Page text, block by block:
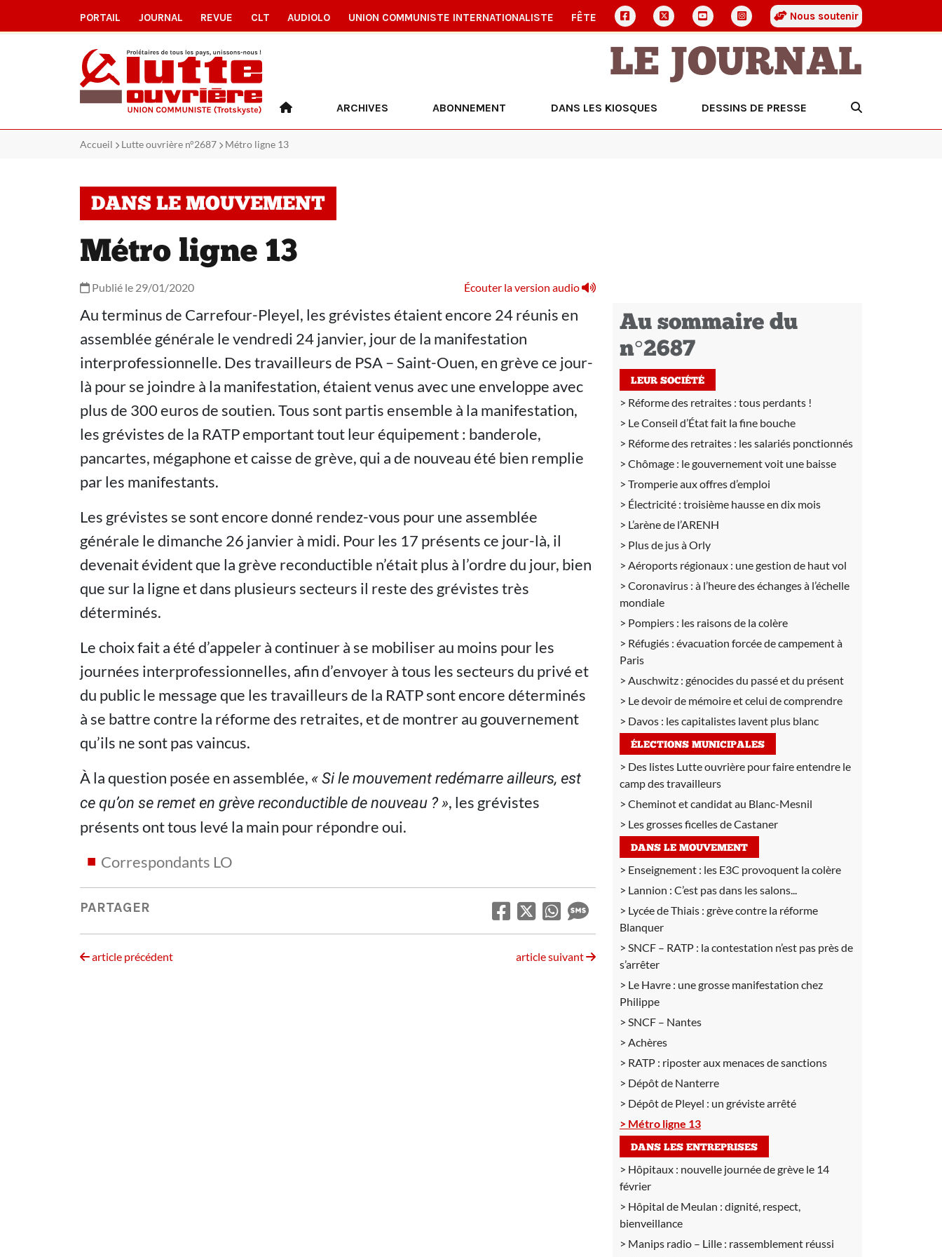
PORTAIL JOURNAL REVUE CLT AUDIOLO UNION COMMUNISTE INTERNATIONALISTE FÊTE Nous soutenir
LE JOURNAL
ARCHIVES ABONNEMENT DANS LES KIOSQUES DESSINS DE PRESSE
Accueil Lutte ouvrière n°2687 Métro ligne 13
DANS LE MOUVEMENT
Métro ligne 13
Publié le 29/01/2020 Écouter la version audio
Au terminus de Carrefour-Pleyel, les grévistes étaient encore 24 réunis en
assemblée générale le vendredi 24 janvier, jour de la manifestation
interprofessionnelle. Des travailleurs de PSA – Saint-Ouen, en grève ce jour-
là pour se joindre à la manifestation, étaient venus avec une enveloppe avec
plus de 300 euros de soutien. Tous sont partis ensemble à la manifestation,
les grévistes de la RATP emportant tout leur équipement : banderole,
pancartes, mégaphone et caisse de grève, qui a de nouveau été bien remplie
par les manifestants.
Les grévistes se sont encore donné rendez-vous pour une assemblée
générale le dimanche 26 janvier à midi. Pour les 17 présents ce jour-là, il
devenait évident que la grève reconductible n’était plus à l’ordre du jour, bien
que sur la ligne et dans plusieurs secteurs il reste des grévistes très
déterminés.
Le choix fait a été d’appeler à continuer à se mobiliser au moins pour les
journées interprofessionnelles, afin d’envoyer à tous les secteurs du privé et
du public le message que les travailleurs de la RATP sont encore déterminés
à se battre contre la réforme des retraites, et de montrer au gouvernement
qu’ils ne sont pas vaincus.
À la question posée en assemblée, « Si le mouvement redémarre ailleurs, est
ce qu’on se remet en grève reconductible de nouveau ?», les grévistes
présents ont tous levé la main pour répondre oui.
Correspondants LO
PARTAGER
article précédent article suivant
Au sommaire du
n°2687
LEUR SOCIÉTÉ
Réforme des retraites : tous perdants !
Le Conseil d’État fait la fine bouche
Réforme des retraites : les salariés ponctionnés
Chômage : le gouvernement voit une baisse
Tromperie aux offres d’emploi
Électricité : troisième hausse en dix mois
L’arène de l’ARENH
Plus de jus à Orly
Aéroports régionaux : une gestion de haut vol
Coronavirus : à l’heure des échanges à l’échelle
mondiale
Pompiers : les raisons de la colère
Réfugiés : évacuation forcée de campement à
Paris
Auschwitz : génocides du passé et du présent
Le devoir de mémoire et celui de comprendre
Davos : les capitalistes lavent plus blanc
ÉLECTIONS MUNICIPALES
Des listes Lutte ouvrière pour faire entendre le
camp des travailleurs
Cheminot et candidat au Blanc-Mesnil
Les grosses ficelles de Castaner
DANS LE MOUVEMENT
Enseignement : les E3C provoquent la colère
Lannion : C’est pas dans les salons...
Lycée de Thiais : grève contre la réforme
Blanquer
SNCF – RATP : la contestation n’est pas près de
s’arrêter
Le Havre : une grosse manifestation chez
Philippe
SNCF – Nantes
Achères
RATP : riposter aux menaces de sanctions
Dépôt de Nanterre
Dépôt de Pleyel : un gréviste arrêté
Métro ligne 13
DANS LES ENTREPRISES
Hôpitaux : nouvelle journée de grève le 14
février
Hôpital de Meulan : dignité, respect,
bienveillance
Manips radio – Lille : rassemblement réussi